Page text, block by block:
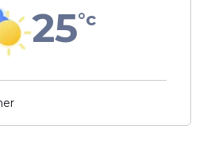
Almada.
25°c